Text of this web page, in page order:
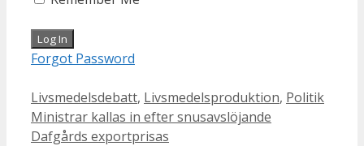
Forgot Password
Categories
Livsmedelsdebatt, Livsmedelsproduktion, Politik
Ministrar kallas in efter snusavslöjande
Dafgårds exportprisas